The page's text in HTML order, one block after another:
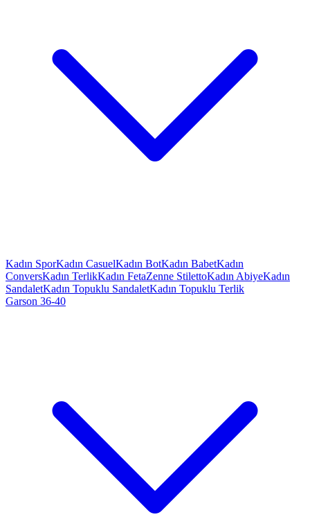
Kadın SporKadın CasuelKadın BotKadın BabetKadın
ConversKadın TerlikKadın FetaZenne StilettoKadın AbiyeKadın
SandaletKadın Topuklu SandaletKadın Topuklu Terlik
Garson 36-40